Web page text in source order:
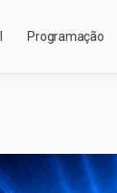
Programação